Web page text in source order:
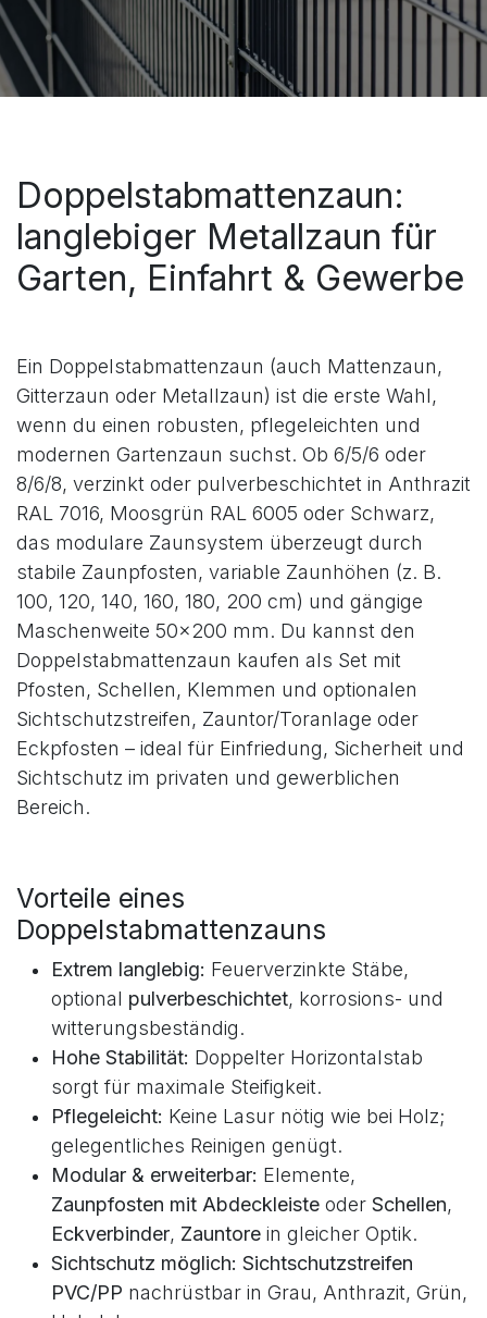
Doppelstabmattenzaun:
langlebiger Metallzaun für
Garten, Einfahrt & Gewerbe
Ein Doppelstabmattenzaun (auch Mattenzaun,
Gitterzaun oder Metallzaun) ist die erste Wahl,
wenn du einen robusten, pflegeleichten und
modernen Gartenzaun suchst. Ob 6/5/6 oder
8/6/8, verzinkt oder pulverbeschichtet in Anthrazit
RAL 7016, Moosgrün RAL 6005 oder Schwarz,
das modulare Zaunsystem überzeugt durch
stabile Zaunpfosten, variable Zaunhöhen (z. B.
100, 120, 140, 160, 180, 200 cm) und gängige
Maschenweite 50×200 mm. Du kannst den
Doppelstabmattenzaun kaufen als Set mit
Pfosten, Schellen, Klemmen und optionalen
Sichtschutzstreifen, Zauntor/Toranlage oder
Eckpfosten – ideal für Einfriedung, Sicherheit und
Sichtschutz im privaten und gewerblichen
Bereich.
Vorteile eines
Doppelstabmattenzauns
Extrem langlebig: Feuerverzinkte Stäbe,
optional pulverbeschichtet, korrosions- und
witterungsbeständig.
Hohe Stabilität: Doppelter Horizontalstab
sorgt für maximale Steifigkeit.
Pflegeleicht: Keine Lasur nötig wie bei Holz;
gelegentliches Reinigen genügt.
Modular & erweiterbar: Elemente,
Zaunpfosten mit Abdeckleiste oder Schellen,
Eckverbinder, Zauntore in gleicher Optik.
Sichtschutz möglich: Sichtschutzstreifen
PVC/PP nachrüstbar in Grau, Anthrazit, Grün,